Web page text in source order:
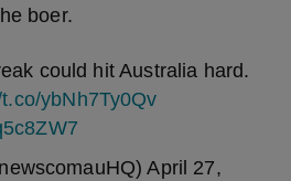
boer.
could hit Australia hard.
ybNh7Ty0Qv
April 27,